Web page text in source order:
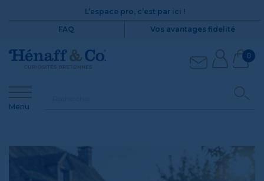
L’espace pro, c’est par ici !
FAQ
Vos avantages fidelité
0
Menu